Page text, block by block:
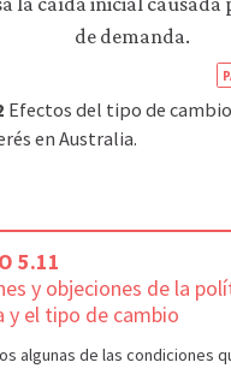
Efectos del tipo de
en Australia.
5.11
y objeciones de la
y el tipo de cambio
algunas de las condiciones